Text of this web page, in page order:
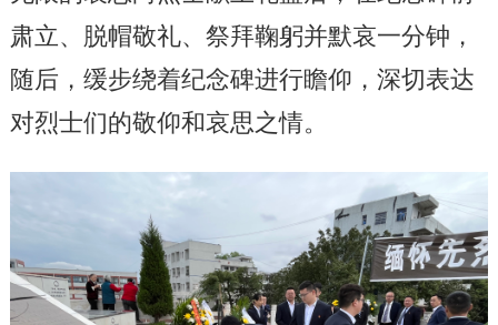
肃立、脱帽敬礼、 祭拜鞠躬并默哀一分钟，
随后，缓步绕着纪念碑进行瞻仰，深切表达
对烈士们的敬仰和哀思之情。